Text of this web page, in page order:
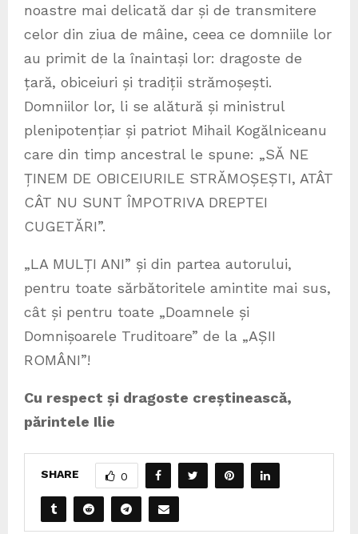
noastre mai delicată dar și de transmitere
celor din ziua de mâine, ceea ce domniile lor
au primit de la înaintași lor: dragoste de
țară, obiceiuri și tradiții strămoșești.
Domniilor lor, li se alătură și ministrul
plenipotențiar și patriot Mihail Kogălniceanu
care din timp ancestral le spune: „SĂ NE
ȚINEM DE OBICEIURILE STRĂMOȘEȘTI, ATÂT
CÂT NU SUNT ÎMPOTRIVA DREPTEI
CUGETĂRI”.
„LA MULȚI ANI” și din partea autorului,
pentru toate sărbătoritele amintite mai sus,
cât și pentru toate „Doamnele și
Domnișoarele Truditoare” de la „AȘII
ROMÂNI”!
Cu respect și dragoste creștinească,
părintele Ilie
SHARE 0